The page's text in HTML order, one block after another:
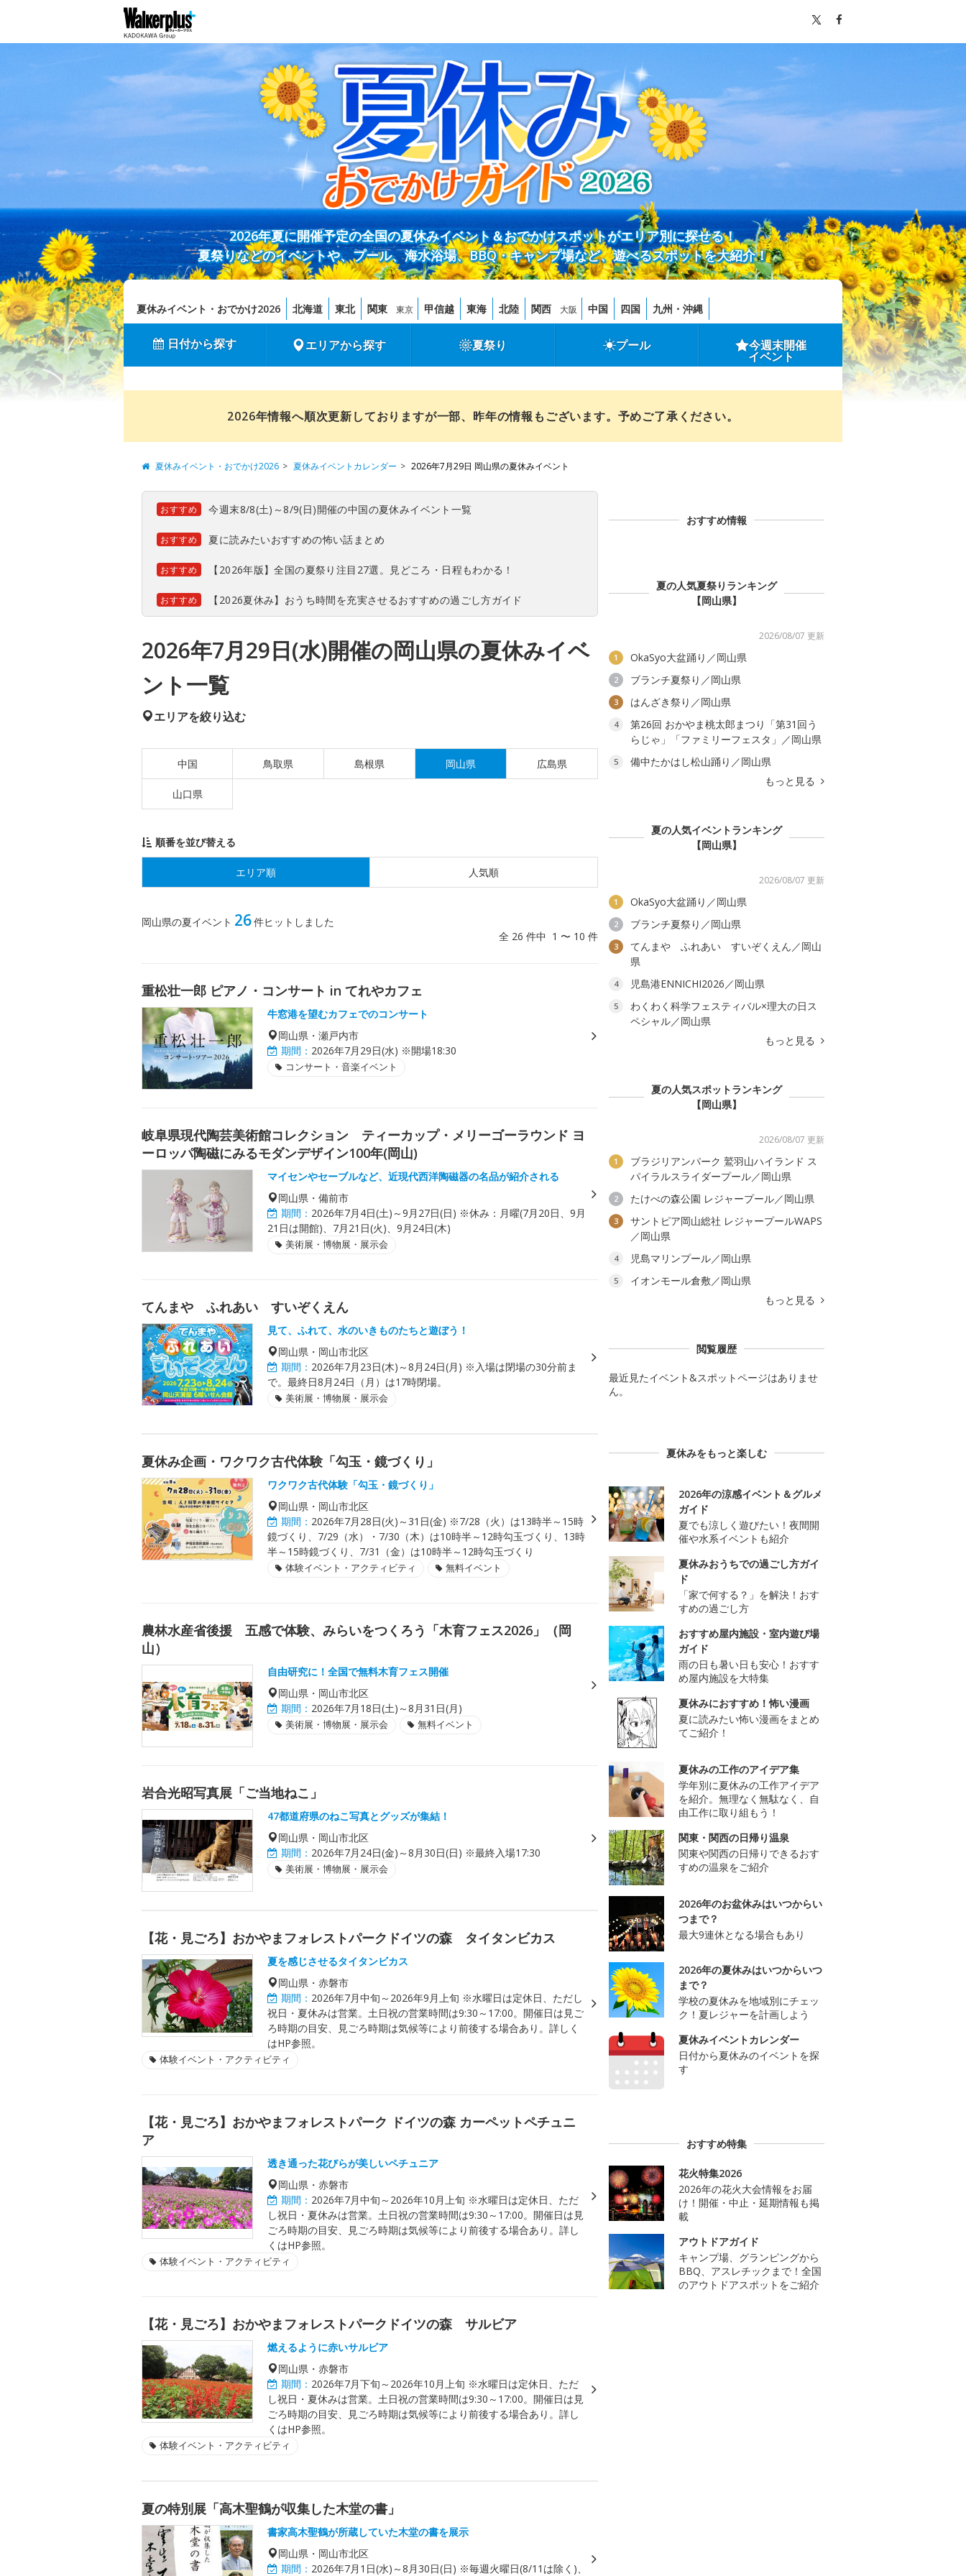
2026年夏に開催予定の全国の夏休みイベント＆おでかけスポットがエリア別に探せる！
夏祭りなどのイベントや、プール、海水浴場、BBQ・キャンプ場など、遊べるスポットを大紹介！
夏休みイベント・おでかけ2026 北海道 東北 関東 東京 甲信越 東海 北陸 関西 大阪 中国 四国 九州・沖縄
日付から探す エリアから探す 夏祭り プール 今週末開催
イベント
2026年情報へ順次更新しておりますが一部、昨年の情報もございます。予めご了承ください。
夏休みイベント・おでかけ2026 夏休みイベントカレンダー 2026年7月29日 岡山県の夏休みイベント
おすすめ 今週末8/8(土)～8/9(日)開催の中国の夏休みイベント一覧
おすすめ 夏に読みたいおすすめの怖い話まとめ
おすすめ 【2026年版】全国の夏祭り注目27選。見どころ・日程もわかる！
おすすめ 【2026夏休み】おうち時間を充実させるおすすめの過ごし方ガイド
2026年7月29日(水)開催の岡山県の夏休みイベ
ント一覧
エリアを絞り込む
中国 鳥取県 島根県 岡山県 広島県
山口県
順番を並び替える
エリア順 人気順
岡山県の夏イベント 26件ヒットしました
全 26 件中 1 〜 10 件
重松壮一郎 ピアノ・コンサート in てれやカフェ
牛窓港を望むカフェでのコンサート
岡山県・瀬戸内市
期間： 2026年7月29日(水) ※開場18:30
コンサート・音楽イベント
岐阜県現代陶芸美術館コレクション ティーカップ・メリーゴーラウンド ヨ
ーロッパ陶磁にみるモダンデザイン100年(岡山)
マイセンやセーブルなど、近現代西洋陶磁器の名品が紹介される
岡山県・備前市
期間： 2026年7月4日(土)～9月27日(日) ※休み：月曜(7月20日、9月
21日は開館)、7月21日(火)、9月24日(木)
美術展・博物展・展示会
てんまや ふれあい すいぞくえん
見て、ふれて、水のいきものたちと遊ぼう！
岡山県・岡山市北区
期間： 2026年7月23日(木)～8月24日(月) ※入場は閉場の30分前ま
で。最終日8月24日（月）は17時閉場。
美術展・博物展・展示会
夏休み企画・ワクワク古代体験「勾玉・鏡づくり」
ワクワク古代体験「勾玉・鏡づくり」
岡山県・岡山市北区
期間： 2026年7月28日(火)～31日(金) ※7/28（火）は13時半～15時
鏡づくり、7/29（水）・7/30（木）は10時半～12時勾玉づくり、13時
半～15時鏡づくり、7/31（金）は10時半～12時勾玉づくり
体験イベント・アクティビティ 無料イベント
農林水産省後援 五感で体験、みらいをつくろう「木育フェス2026」（岡
山）
自由研究に！全国で無料木育フェス開催
岡山県・岡山市北区
期間： 2026年7月18日(土)～8月31日(月)
美術展・博物展・展示会 無料イベント
岩合光昭写真展「ご当地ねこ」
47都道府県のねこ写真とグッズが集結！
岡山県・岡山市北区
期間： 2026年7月24日(金)～8月30日(日) ※最終入場17:30
美術展・博物展・展示会
【花・見ごろ】おかやまフォレストパークドイツの森 タイタンビカス
夏を感じさせるタイタンビカス
岡山県・赤磐市
期間： 2026年7月中旬～2026年9月上旬 ※水曜日は定休日、ただし
祝日・夏休みは営業。土日祝の営業時間は9:30～17:00。開催日は見ご
ろ時期の目安、見ごろ時期は気候等により前後する場合あり。詳しく
はHP参照。
体験イベント・アクティビティ
【花・見ごろ】おかやまフォレストパーク ドイツの森 カーペットペチュニ
ア
透き通った花びらが美しいペチュニア
岡山県・赤磐市
期間： 2026年7月中旬～2026年10月上旬 ※水曜日は定休日、ただ
し祝日・夏休みは営業。土日祝の営業時間は9:30～17:00。開催日は見
ごろ時期の目安、見ごろ時期は気候等により前後する場合あり。詳し
くはHP参照。
体験イベント・アクティビティ
【花・見ごろ】おかやまフォレストパークドイツの森 サルビア
燃えるように赤いサルビア
岡山県・赤磐市
期間： 2026年7月下旬～2026年10月上旬 ※水曜日は定休日、ただ
し祝日・夏休みは営業。土日祝の営業時間は9:30～17:00。開催日は見
ごろ時期の目安、見ごろ時期は気候等により前後する場合あり。詳し
くはHP参照。
体験イベント・アクティビティ
夏の特別展「高木聖鶴が収集した木堂の書」
書家高木聖鶴が所蔵していた木堂の書を展示
岡山県・岡山市北区
期間： 2026年7月1日(水)～8月30日(日) ※毎週火曜日(8/11は除く)、
おすすめ情報
夏の人気夏祭りランキング
【岡山県】
2026/08/07 更新
1 OkaSyo大盆踊り／岡山県
2 ブランチ夏祭り／岡山県
3 はんざき祭り／岡山県
4
第26回 おかやま桃太郎まつり「第31回う
らじゃ」「ファミリーフェスタ」／岡山県
5
備中たかはし松山踊り／岡山県
もっと見る
夏の人気イベントランキング
【岡山県】
2026/08/07 更新
1 OkaSyo大盆踊り／岡山県
2 ブランチ夏祭り／岡山県
3
てんまや ふれあい すいぞくえん／岡山
県
4 児島港ENNICHI2026／岡山県
5
わくわく科学フェスティバル×理大の日ス
ペシャル／岡山県
もっと見る
夏の人気スポットランキング
【岡山県】
2026/08/07 更新
1
ブラジリアンパーク 鷲羽山ハイランド ス
パイラルスライダープール／岡山県
2 たけべの森公園 レジャープール／岡山県
3
サントピア岡山総社 レジャープールWAPS
／岡山県
4 児島マリンプール／岡山県
5
イオンモール倉敷／岡山県
もっと見る
閲覧履歴
最近見たイベント&スポットページはありませ
ん。
夏休みをもっと楽しむ
2026年の涼感イベント＆グルメ
ガイド
夏でも涼しく遊びたい！夜間開
催や水系イベントも紹介
夏休みおうちでの過ごし方ガイ
ド
「家で何する？」を解決！おす
すめの過ごし方
おすすめ屋内施設・室内遊び場
ガイド
雨の日も暑い日も安心！おすす
め屋内施設を大特集
夏休みにおすすめ！怖い漫画
夏に読みたい怖い漫画をまとめ
てご紹介！
夏休みの工作のアイデア集
学年別に夏休みの工作アイデア
を紹介。無理なく無駄なく、自
由工作に取り組もう！
関東・関西の日帰り温泉
関東や関西の日帰りできるおす
すめの温泉をご紹介
2026年のお盆休みはいつからい
つまで？
最大9連休となる場合もあり
2026年の夏休みはいつからいつ
まで？
学校の夏休みを地域別にチェッ
ク！夏レジャーを計画しよう
夏休みイベントカレンダー
日付から夏休みのイベントを探
す
おすすめ特集
花火特集2026
2026年の花火大会情報をお届
け！開催・中止・延期情報も掲
載
アウトドアガイド
キャンプ場、グランピングから
BBQ、アスレチックまで！全国
のアウトドアスポットをご紹介